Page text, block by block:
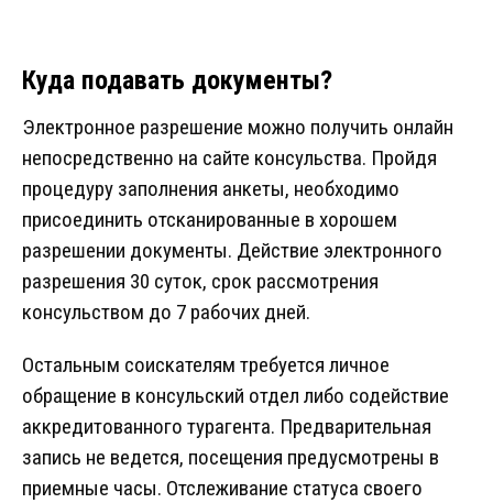
Куда подавать документы?
Электронное разрешение можно получить онлайн
непосредственно на сайте консульства. Пройдя
процедуру заполнения анкеты, необходимо
присоединить отсканированные в хорошем
разрешении документы. Действие электронного
разрешения 30 суток, срок рассмотрения
консульством до 7 рабочих дней.
Остальным соискателям требуется личное
обращение в консульский отдел либо содействие
аккредитованного турагента. Предварительная
запись не ведется, посещения предусмотрены в
приемные часы. Отслеживание статуса своего